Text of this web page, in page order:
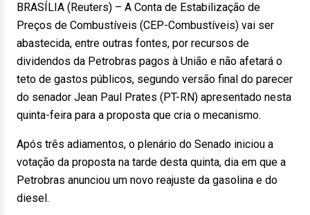
BRASÍLIA (Reuters) – A Conta de Estabilização de
Preços de Combustíveis (CEP-Combustíveis) vai ser
abastecida, entre outras fontes, por recursos de
dividendos da Petrobras pagos à União e não afetará o
teto de gastos públicos, segundo versão final do parecer
do senador Jean Paul Prates (PT-RN) apresentado nesta
quinta-feira para a proposta que cria o mecanismo.
Após três adiamentos, o plenário do Senado iniciou a
votação da proposta na tarde desta quinta, dia em que a
Petrobras anunciou um novo reajuste da gasolina e do
diesel.